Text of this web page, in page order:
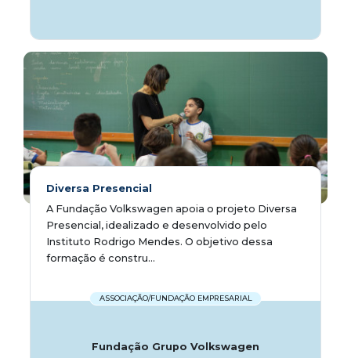
Diversa Presencial
A Fundação Volkswagen apoia o projeto Diversa
Presencial, idealizado e desenvolvido pelo
Instituto Rodrigo Mendes. O objetivo dessa
formação é constru...
ASSOCIAÇÃO/FUNDAÇÃO EMPRESARIAL
Fundação Grupo Volkswagen